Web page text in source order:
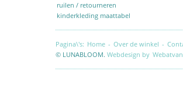
ruilen / retourneren
kinderkleding maattabel
Pagina\'s: Home - Over de winkel -
© LUNABLOOM. Webdesign by